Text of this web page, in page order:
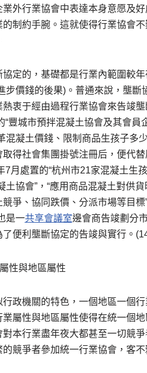
外行業協會中表達本身意愿及
制約手腕。這就使得行業協會
定的，基礎都是行業內範圍較
步價錢的後果)。普通來說，壟斷
衷于經由過程行業協會來告竣
豐城市預拌混凝土協會及其會員
混凝土價錢、限制商品生孩子多
得社會集團掛號注冊后，便代
月處置的“杭州市21家混凝土生
土協會”，“應用商品混凝土對供
爭、協同跌價、分派市場等目
是一共享會議室邊會商告竣劃分
便利壟斷協定的告竣與實行。
性與地區屬性
政機關的特色，一個地區一個
屬性與地區屬性使得在統一個
本行業盡年夜大都甚至一切競
競爭者參加統一行業協會，客